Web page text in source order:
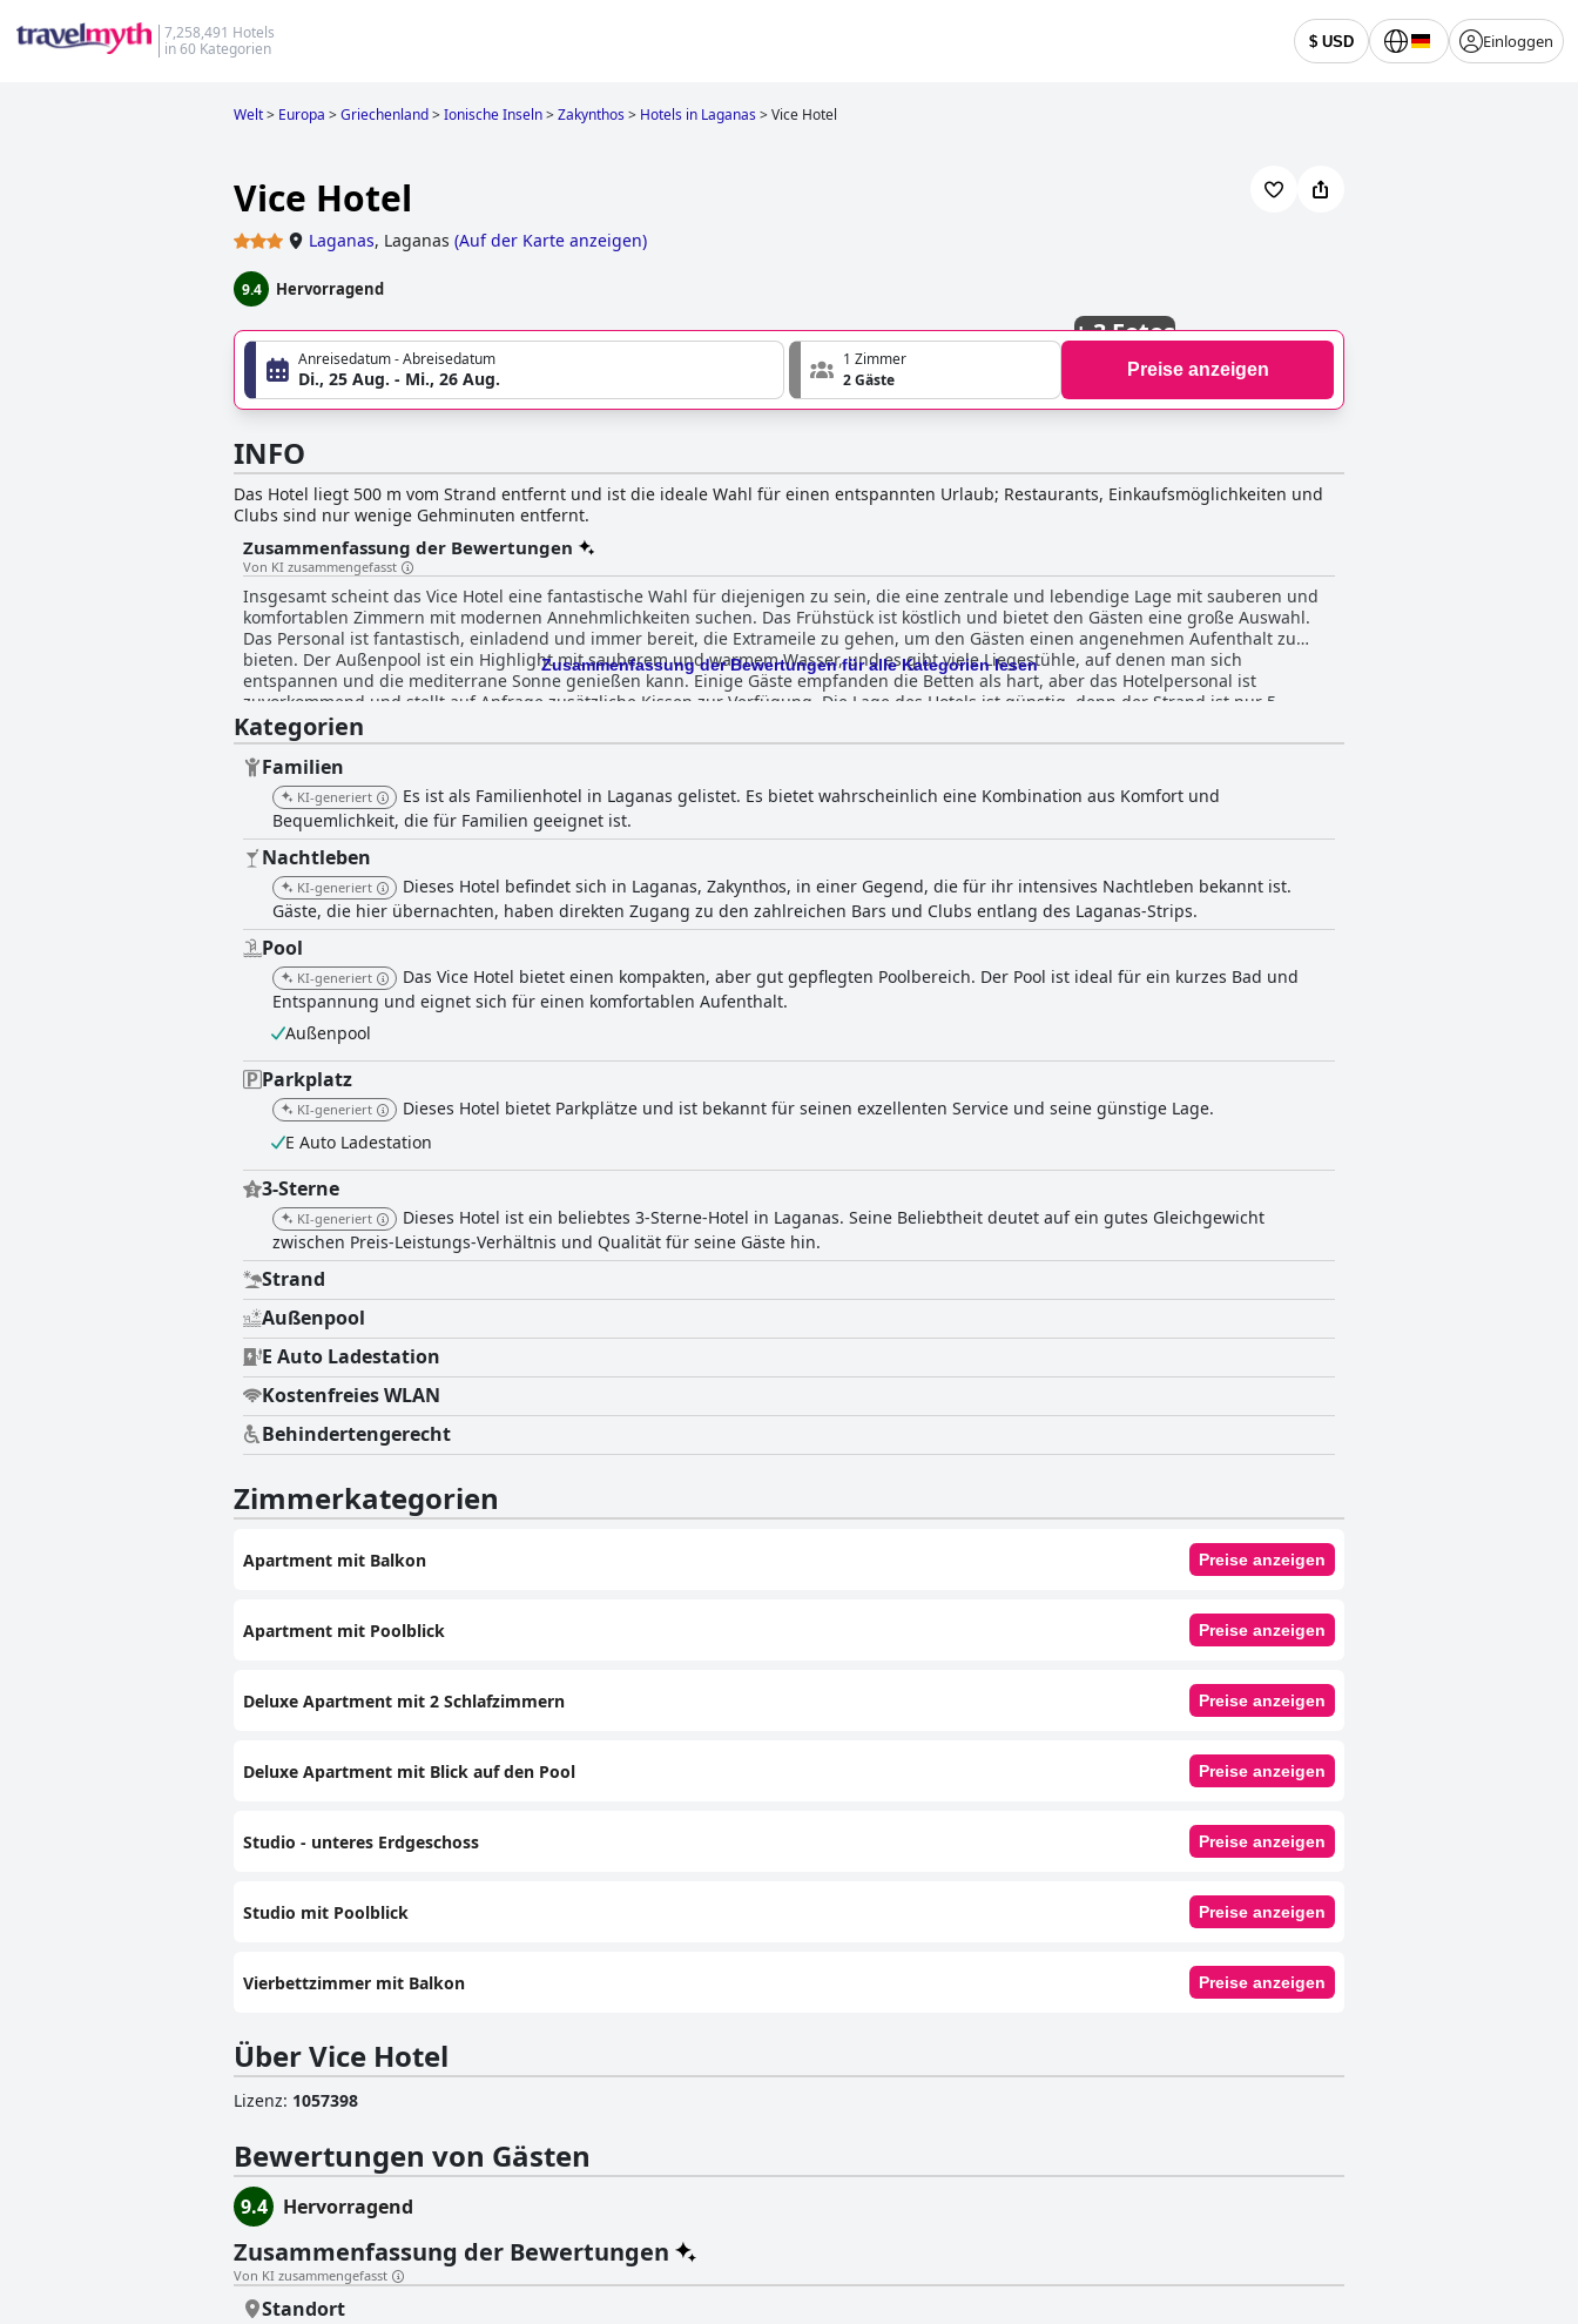
7,258,491 Hotels
in 60 Kategorien
$ USD Einloggen
Welt> Europa >Griechenland>Ionische Inseln>Zakynthos> Hotels in Laganas>Vice Hotel
Vice Hotel
Laganas, Laganas (Auf der Karte anzeigen)
9.4 Hervorragend
+3 Fotos
Anreisedatum - Abreisedatum
Di., 25 Aug. - Mi., 26 Aug.
1 Zimmer
2 Gäste
Preise anzeigen
INFO
Das Hotel liegt 500 m vom Strand entfernt und ist die ideale Wahl für einen entspannten Urlaub; Restaurants, Einkaufsmöglichkeiten und
Clubs sind nur wenige Gehminuten entfernt.
Zusammenfassung der Bewertungen
Von KI zusammengefasst
Insgesamt scheint das Vice Hotel eine fantastische Wahl für diejenigen zu sein, die eine zentrale und lebendige Lage mit sauberen und
komfortablen Zimmern mit modernen Annehmlichkeiten suchen. Das Frühstück ist köstlich und bietet den Gästen eine große Auswahl.
Das Personal ist fantastisch, einladend und immer bereit, die Extrameile zu gehen, um den Gästen einen angenehmen Aufenthalt zu
bieten. Der Außenpool ist ein Highlight mit sauberem und warmem Wasser, und es gibt viele Liegestühle, auf denen man sich
entspannen und die mediterrane Sonne genießen kann. Einige Gäste empfanden die Betten als hart, aber das Hotelpersonal ist
zuvorkommend und stellt auf Anfrage zusätzliche Kissen zur Verfügung. Die Lage des Hotels ist günstig, denn der Strand ist nur 5
Gehminuten entfernt und Geschäfte, Kneipen und Clubs sind zu Fuß erreichbar. Obwohl das Hotel inmitten des Geschehens liegt, bietet
es einen ruhigen Rückzugsort vom Trubel.
Zusammenfassung der Bewertungen für alle Kategorien lesen
Kategorien
Familien
KI-generiert
Es ist als Familienhotel in Laganas gelistet. Es bietet wahrscheinlich eine Kombination aus Komfort und
Bequemlichkeit, die für Familien geeignet ist.
Nachtleben
KI-generiert
Dieses Hotel befindet sich in Laganas, Zakynthos, in einer Gegend, die für ihr intensives Nachtleben bekannt ist.
Gäste, die hier übernachten, haben direkten Zugang zu den zahlreichen Bars und Clubs entlang des Laganas-Strips.
Pool
KI-generiert
Das Vice Hotel bietet einen kompakten, aber gut gepflegten Poolbereich. Der Pool ist ideal für ein kurzes Bad und
Entspannung und eignet sich für einen komfortablen Aufenthalt.
Außenpool
Parkplatz
KI-generiert
Dieses Hotel bietet Parkplätze und ist bekannt für seinen exzellenten Service und seine günstige Lage.
E Auto Ladestation
3-Sterne
KI-generiert
Dieses Hotel ist ein beliebtes 3-Sterne-Hotel in Laganas. Seine Beliebtheit deutet auf ein gutes Gleichgewicht
zwischen Preis-Leistungs-Verhältnis und Qualität für seine Gäste hin.
Strand
Außenpool
E Auto Ladestation
Kostenfreies WLAN
Behindertengerecht
Zimmerkategorien
Apartment mit Balkon Preise anzeigen
Apartment mit Poolblick Preise anzeigen
Deluxe Apartment mit 2 Schlafzimmern Preise anzeigen
Deluxe Apartment mit Blick auf den Pool Preise anzeigen
Studio - unteres Erdgeschoss Preise anzeigen
Studio mit Poolblick Preise anzeigen
Vierbettzimmer mit Balkon Preise anzeigen
Über Vice Hotel
Lizenz: 1057398
Bewertungen von Gästen
9.4 Hervorragend
Zusammenfassung der Bewertungen
Von KI zusammengefasst
Standort